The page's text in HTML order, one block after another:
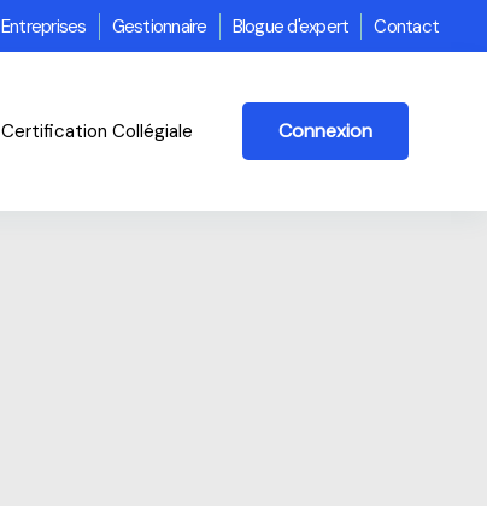
Entreprises Gestionnaire Blogue d'expert Contact
Certification Collégiale Connexion